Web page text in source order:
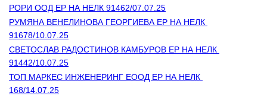
РОРИ ООД ЕР НА НЕЛК 91462/07.07.25
РУМЯНА ВЕНЕЛИНОВА ГЕОРГИЕВА ЕР НА НЕЛК
91678/10.07.25
СВЕТОСЛАВ РАДОСТИНОВ КАМБУРОВ ЕР НА НЕЛК
91442/10.07.25
ТОП МАРКЕС ИНЖЕНЕРИНГ ЕООД ЕР НА НЕЛК
168/14.07.25